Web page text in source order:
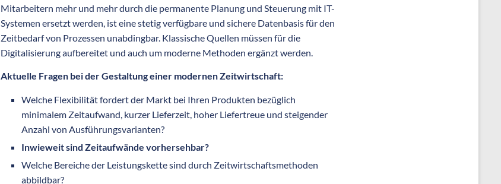
Mitarbeitern mehr und mehr durch die permanente Planung und Steuerung mit IT-
Systemen ersetzt werden, ist eine stetig verfügbare und sichere Datenbasis für den
Zeitbedarf von Prozessen unabdingbar. Klassische Quellen müssen für die
Digitalisierung aufbereitet und auch um moderne Methoden ergänzt werden.
Aktuelle Fragen bei der Gestaltung einer modernen Zeitwirtschaft:
Welche Flexibilität fordert der Markt bei Ihren Produkten bezüglich
minimalem Zeitaufwand, kurzer Lieferzeit, hoher Liefertreue und steigender
Anzahl von Ausführungsvarianten?
Inwieweit sind Zeitaufwände vorhersehbar?
Welche Bereiche der Leistungskette sind durch Zeitwirtschaftsmethoden
abbildbar?